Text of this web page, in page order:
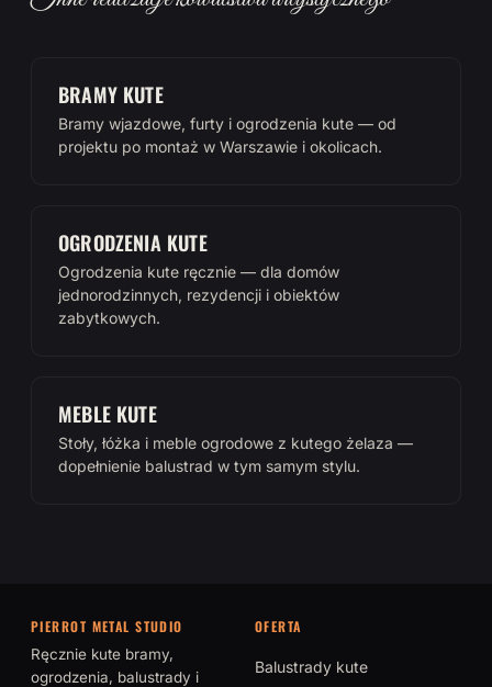
BRAMY KUTE
Bramy wjazdowe, furty i ogrodzenia kute — od
projektu po montaż w Warszawie i okolicach.
OGRODZENIA KUTE
Ogrodzenia kute ręcznie — dla domów
jednorodzinnych, rezydencji i obiektów
zabytkowych.
MEBLE KUTE
Stoły, łóżka i meble ogrodowe z kutego żelaza —
dopełnienie balustrad w tym samym stylu.
PIERROT METAL STUDIO
Ręcznie kute bramy,
ogrodzenia, balustrady i
OFERTA
Balustrady kute